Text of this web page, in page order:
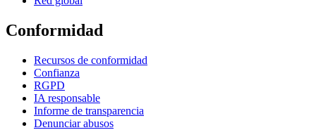
Conformidad
Recursos de conformidad
Confianza
RGPD
IA responsable
Informe de transparencia
Denunciar abusos